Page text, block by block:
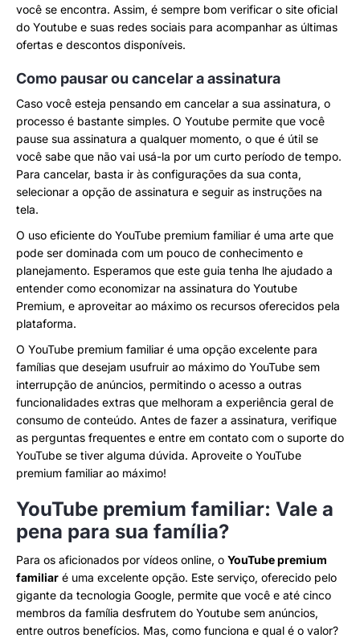
você se encontra. Assim, é sempre bom verificar o site oficial
do Youtube e suas redes sociais para acompanhar as últimas
ofertas e descontos disponíveis.
Como pausar ou cancelar a assinatura
Caso você esteja pensando em cancelar a sua assinatura, o
processo é bastante simples. O Youtube permite que você
pause sua assinatura a qualquer momento, o que é útil se
você sabe que não vai usá-la por um curto período de tempo.
Para cancelar, basta ir às configurações da sua conta,
selecionar a opção de assinatura e seguir as instruções na
tela.
O uso eficiente do YouTube premium familiar é uma arte que
pode ser dominada com um pouco de conhecimento e
planejamento. Esperamos que este guia tenha lhe ajudado a
entender como economizar na assinatura do Youtube
Premium, e aproveitar ao máximo os recursos oferecidos pela
plataforma.
O YouTube premium familiar é uma opção excelente para
famílias que desejam usufruir ao máximo do YouTube sem
interrupção de anúncios, permitindo o acesso a outras
funcionalidades extras que melhoram a experiência geral de
consumo de conteúdo. Antes de fazer a assinatura, verifique
as perguntas frequentes e entre em contato com o suporte do
YouTube se tiver alguma dúvida. Aproveite o YouTube
premium familiar ao máximo!
YouTube premium familiar: Vale a
pena para sua família?
Para os aficionados por vídeos online, o YouTube premium
familiar é uma excelente opção. Este serviço, oferecido pelo
gigante da tecnologia Google, permite que você e até cinco
membros da família desfrutem do Youtube sem anúncios,
entre outros benefícios. Mas, como funciona e qual é o valor?